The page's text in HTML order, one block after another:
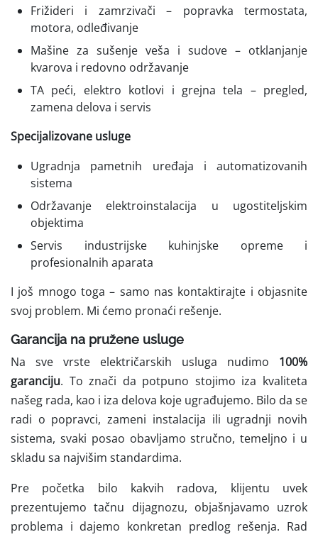
Frižideri i zamrzivači – popravka termostata,
motora, odleđivanje
Mašine za sušenje veša i sudove – otklanjanje
kvarova i redovno održavanje
TA peći, elektro kotlovi i grejna tela – pregled,
zamena delova i servis
Specijalizovane usluge
Ugradnja pametnih uređaja i automatizovanih
sistema
Održavanje elektroinstalacija u ugostiteljskim
objektima
Servis industrijske kuhinjske opreme i
profesionalnih aparata
I još mnogo toga – samo nas kontaktirajte i objasnite
svoj problem. Mi ćemo pronaći rešenje.
Garancija na pružene usluge
Na sve vrste električarskih usluga nudimo 100%
garanciju. To znači da potpuno stojimo iza kvaliteta
našeg rada, kao i iza delova koje ugrađujemo. Bilo da se
radi o popravci, zameni instalacija ili ugradnji novih
sistema, svaki posao obavljamo stručno, temeljno i u
skladu sa najvišim standardima.
Pre početka bilo kakvih radova, klijentu uvek
prezentujemo tačnu dijagnozu, objašnjavamo uzrok
problema i dajemo konkretan predlog rešenja. Rad